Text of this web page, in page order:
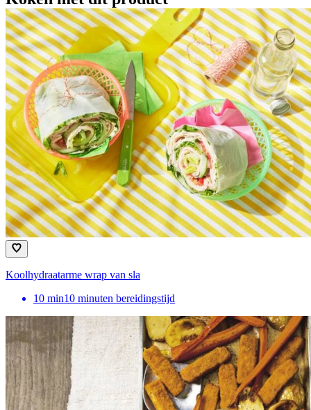
Koolhydraatarme wrap van sla
10 min10 minuten bereidingstijd